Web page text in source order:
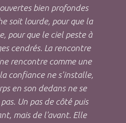
bien profondes
soit lourde, pour que la
pour que le ciel peste à
cendrés. La rencontre
rencontre comme une
confiance ne s'installe,
en son dedans ne se
Un pas de côté puis
mais de l'avant. Elle